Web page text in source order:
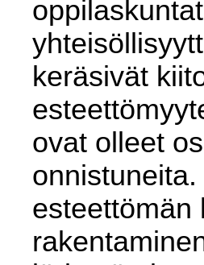
keräsivät
ovat olleet
esteettömän